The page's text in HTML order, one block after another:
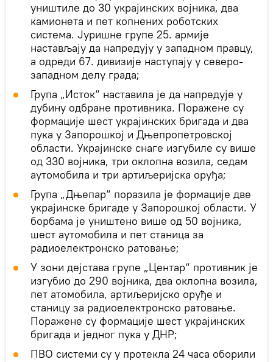
уништиле до 30 украјинских војника, два
камионета и пет копнених роботских
система. Јуришне групе 25. армије
настављају да напредују у западном правцу,
а одреди 67. дивизије наступају у северо-
западном делу града;
Група „Исток“ наставила је да напредује у
дубину одбране противника. Поражене су
формације шест украјинских бригада и два
пука у Запорошкој и Дњепропетровској
области. Украјинске снаге изгубиле су више
од 330 војника, три оклопна возила, седам
аутомобила и три артиљеријска оруђа;
Група „Дњепар“ поразила је формације две
украјинске бригаде у Запорошкој области. У
борбама је уништено више од 50 војника,
шест аутомобила и пет станица за
радиоелектронско ратовање;
У зони дејстава групе „Центар“ противник је
изгубио до 290 војника, два оклопна возила,
пет атомобила, артиљеријско оруђе и
станицу за радиоелектронско ратовање.
Поражене су формације шест украјинских
бригада и једног пука у ДНР;
ПВО системи су у протекла 24 часа оборили